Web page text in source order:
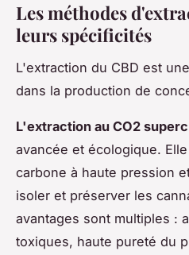
Les méthodes
leurs spécificités
L'extraction du CBD est
dans la production de
L'extraction au CO2
avancée et écologique.
carbone à haute pression
isoler et préserver les
avantages sont multiples :
toxiques, haute pureté du